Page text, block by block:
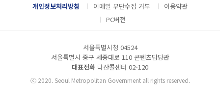
e
l
운
드
개인정보처리방침 이메일 무단수집 거부
이용약관
PC버전
서울특별시청 04524
서울특별시 중구 세종대로 110 콘텐츠담당관
대표전화 다산콜센터 02-120
ⓒ2020. Seoul Metropolitan Government all rights reserved.